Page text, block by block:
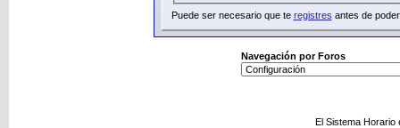
Puede ser necesario que te registres antes de
Navegación por Foros
El Sistema